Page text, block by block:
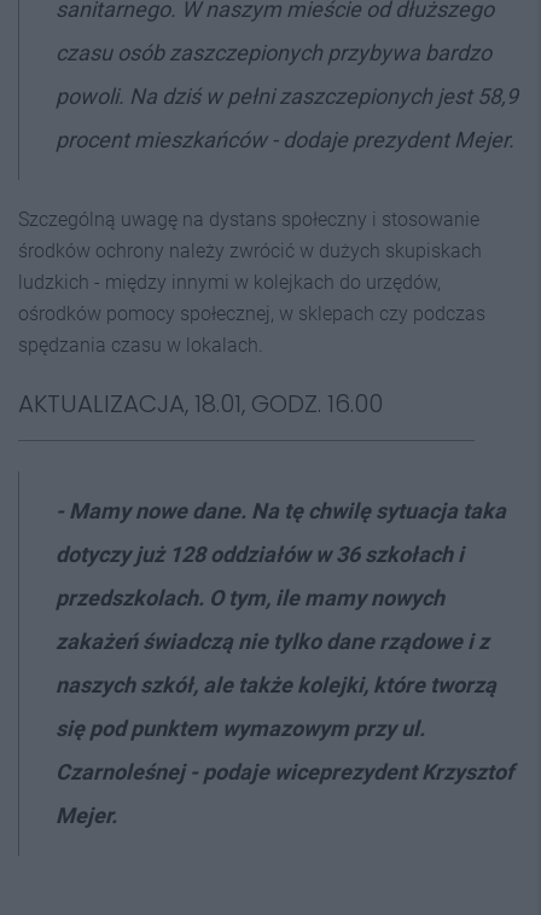
sanitarnego. W naszym mieście od dłuższego
czasu osób zaszczepionych przybywa bardzo
powoli. Na dziś w pełni zaszczepionych jest 58,9
procent mieszkańców - dodaje prezydent Mejer.
Szczególną uwagę na dystans społeczny i stosowanie
środków ochrony należy zwrócić w dużych skupiskach
ludzkich - między innymi w kolejkach do urzędów,
ośrodków pomocy społecznej, w sklepach czy podczas
spędzania czasu w lokalach.
AKTUALIZACJA, 18.01, GODZ. 16.00
- Mamy nowe dane. Na tę chwilę sytuacja taka
dotyczy już 128 oddziałów w 36 szkołach i
przedszkolach. O tym, ile mamy nowych
zakażeń świadczą nie tylko dane rządowe i z
naszych szkół, ale także kolejki, które tworzą
się pod punktem wymazowym przy ul.
Czarnoleśnej - podaje wiceprezydent Krzysztof
Mejer.